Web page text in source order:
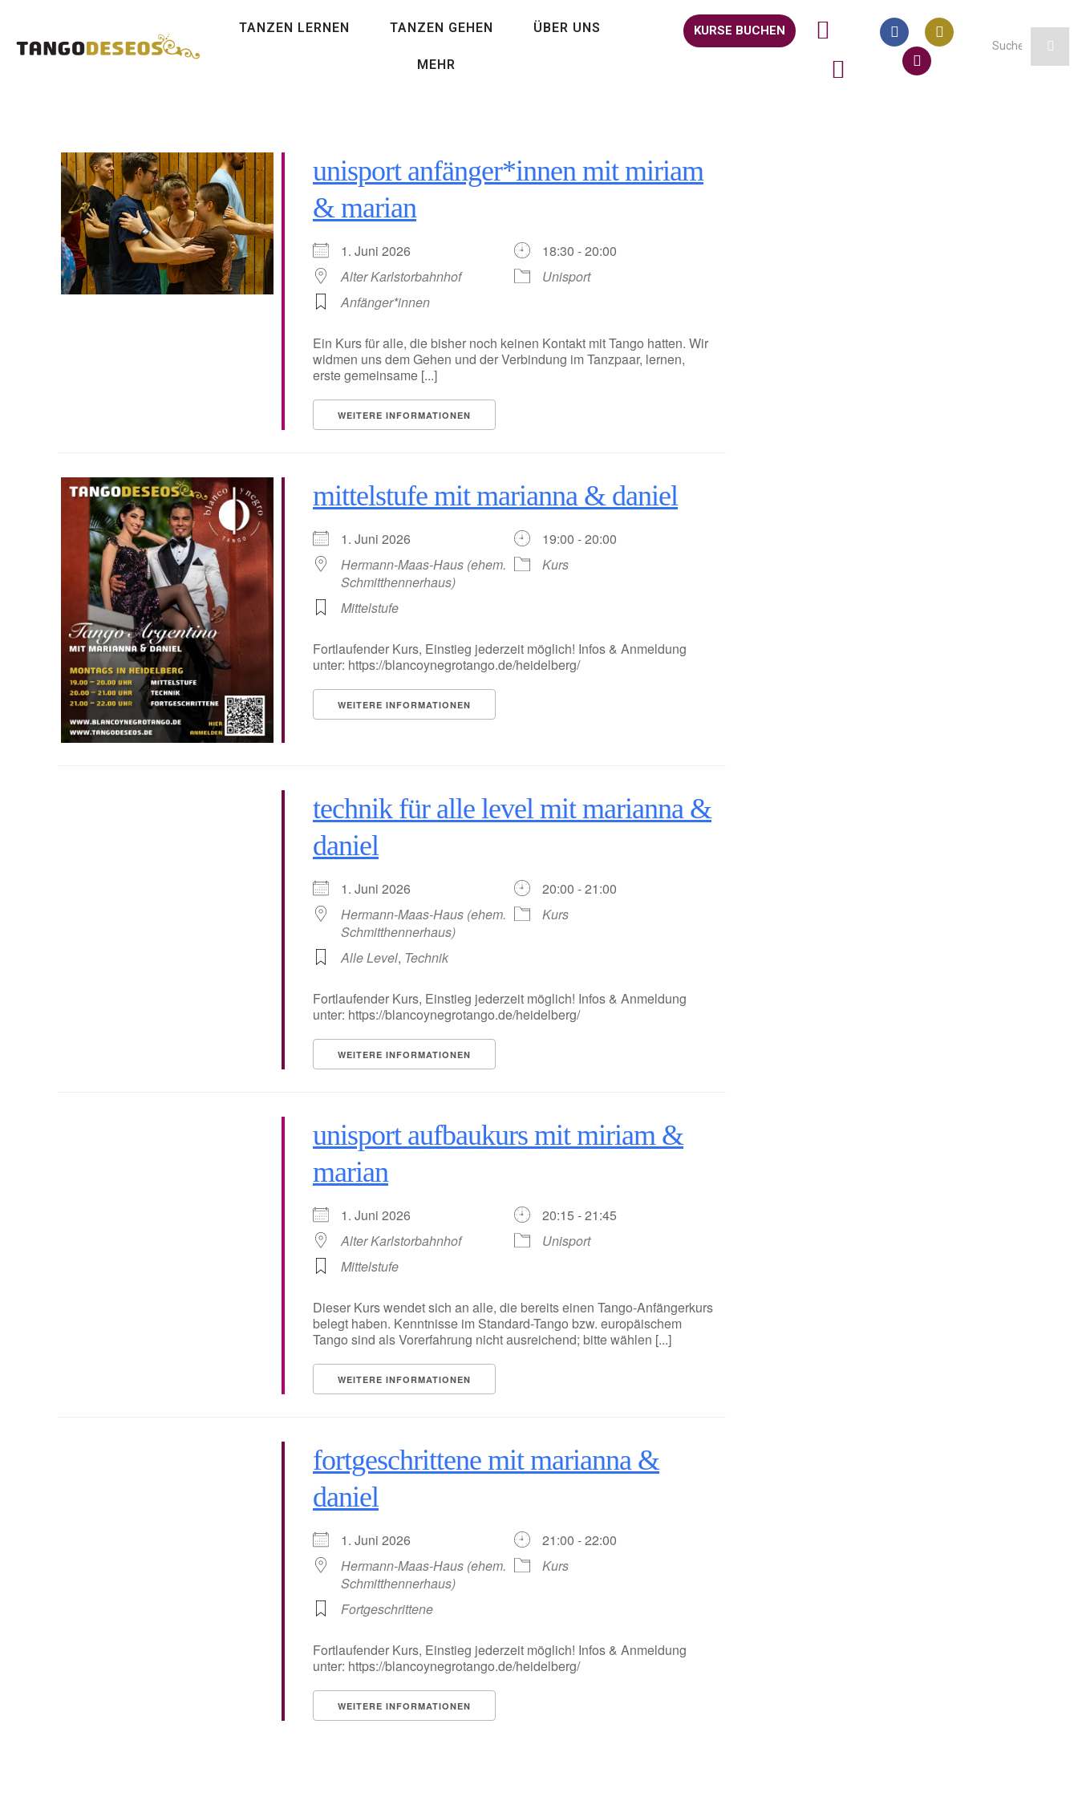
TANZEN LERNEN TANZEN GEHEN ÜBER UNS
MEHR
KURSE BUCHEN
unisport anfänger*innen mit miriam
& marian
1. Juni 2026
18:30 - 20:00
Alter Karlstorbahnhof
Unisport
Anfänger*innen
Ein Kurs für alle, die bisher noch keinen Kontakt mit Tango hatten. Wir
widmen uns dem Gehen und der Verbindung im Tanzpaar, lernen,
erste gemeinsame [...]
WEITERE INFORMATIONEN
mittelstufe mit marianna & daniel
1. Juni 2026
19:00 - 20:00
Hermann-Maas-Haus (ehem.
Schmitthennerhaus)
Kurs
Mittelstufe
Fortlaufender Kurs, Einstieg jederzeit möglich! Infos & Anmeldung
unter: https://blancoynegrotango.de/heidelberg/
WEITERE INFORMATIONEN
technik für alle level mit marianna &
daniel
1. Juni 2026
20:00 - 21:00
Hermann-Maas-Haus (ehem.
Schmitthennerhaus)
Kurs
Alle Level, Technik
Fortlaufender Kurs, Einstieg jederzeit möglich! Infos & Anmeldung
unter: https://blancoynegrotango.de/heidelberg/
WEITERE INFORMATIONEN
unisport aufbaukurs mit miriam &
marian
1. Juni 2026
20:15 - 21:45
Alter Karlstorbahnhof
Unisport
Mittelstufe
Dieser Kurs wendet sich an alle, die bereits einen Tango-Anfängerkurs
belegt haben. Kenntnisse im Standard-Tango bzw. europäischem
Tango sind als Vorerfahrung nicht ausreichend; bitte wählen [...]
WEITERE INFORMATIONEN
fortgeschrittene mit marianna &
daniel
1. Juni 2026
21:00 - 22:00
Hermann-Maas-Haus (ehem.
Schmitthennerhaus)
Kurs
Fortgeschrittene
Fortlaufender Kurs, Einstieg jederzeit möglich! Infos & Anmeldung
unter: https://blancoynegrotango.de/heidelberg/
WEITERE INFORMATIONEN